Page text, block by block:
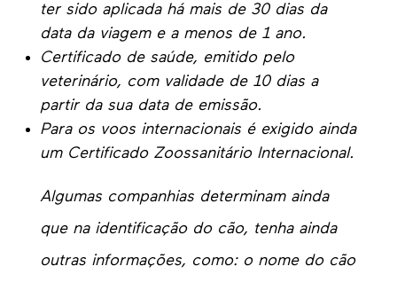
ter sido aplicada há mais de 30 dias da
data da viagem e a menos de1 ano.
Certificado de saúde, emitido pelo
veterinário, com validade de 10 dias a
partir da sua data de emissão.
Para os voos internacionais é exigido ainda
um Certificado Zoossanitário Internacional.
Algumas companhias determinam ainda
quena identificação do cão, tenha ainda
outras informações, como: o nome do cão